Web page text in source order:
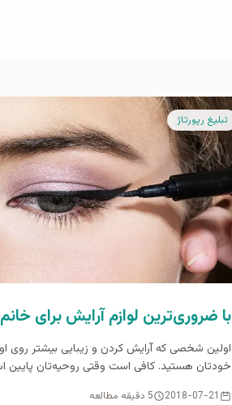
تبلیغ رپورتاژ
با ضروری‌ترین لوازم آرایش برای
اولین شخصی که آرایش کردن و زیبایی بیشتر روی او
خودتان هستید. کافی است وقتی روحیه‌تان پایین
2018-07-21 5 دقیقه مطالعه